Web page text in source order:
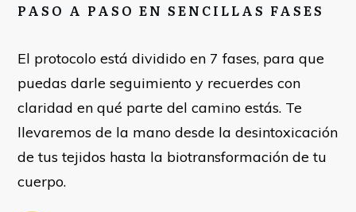
PASO A PASO EN SENCILLAS FASES
El protocolo está dividido en 7 fases, para que
puedas darle seguimiento y recuerdes con
claridad en qué parte del camino estás. Te
llevaremos de la mano desde la desintoxicación
de tus tejidos hasta la biotransformación de tu
cuerpo.